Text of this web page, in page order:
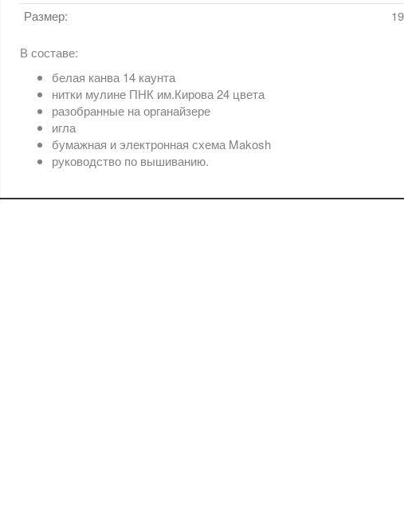
Размер:
В составе:
белая канва 14 каунта
нитки мулине ПНК им.Кирова 24 цвета
разобранные на органайзере
игла
бумажная и электронная схема Makosh
руководство по вышиванию.